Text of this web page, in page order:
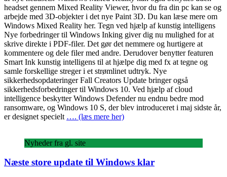
headset gennem Mixed Reality Viewer, hvor du fra din pc kan se og
arbejde med 3D-objekter i det nye Paint 3D. Du kan læse mere om
Windows Mixed Reality her. Tegn ved hjælp af kunstig intelligens
Nye forbedringer til Windows Inking giver dig nu mulighed for at
skrive direkte i PDF-filer. Det gør det nemmere og hurtigere at
kommentere og dele filer med andre. Derudover benytter featuren
Smart Ink kunstig intelligens til at hjælpe dig med fx at tegne og
samle forskellige streger i et strømlinet udtryk. Nye
sikkerhedsopdateringer Fall Creators Update bringer også
sikkerhedsforbedringer til Windows 10. Ved hjælp af cloud
intelligence beskytter Windows Defender nu endnu bedre mod
ransomware, og Windows 10 S, der blev introduceret i maj sidste år,
er designet specielt …. (læs mere her)
Nyheder fra gl. site
Næste store update til Windows klar